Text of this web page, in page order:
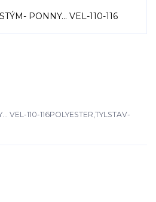
VEL-110-116POLYESTER,TYLSTAV-